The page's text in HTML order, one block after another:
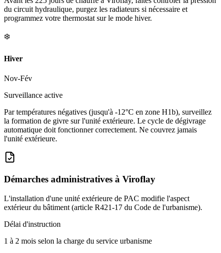
du circuit hydraulique, purgez les radiateurs si nécessaire et
programmez votre thermostat sur le mode hiver.
❄️
Hiver
Nov-Fév
Surveillance active
Par températures négatives (jusqu'à -12°C en zone H1b), surveillez
la formation de givre sur l'unité extérieure. Le cycle de dégivrage
automatique doit fonctionner correctement. Ne couvrez jamais
l'unité extérieure.
Démarches administratives à Viroflay
L'installation d'une unité extérieure de PAC modifie l'aspect
extérieur du bâtiment (article R421-17 du Code de l'urbanisme).
Délai d'instruction
1 à 2 mois selon la charge du service urbanisme